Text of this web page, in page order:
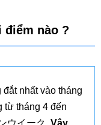
điểm nào ?
nhất vào tháng
từ tháng 4 đến